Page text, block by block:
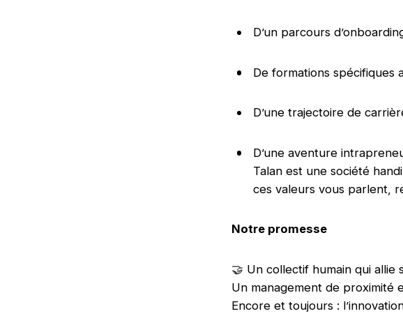
D’un parcours
De formations spécifiques
D’une trajectoire de
D’une aventure
Talan est une société
ces valeurs vous parlent,
Notre promesse
🤝 Un collectif humain qui allie
Un management de proximité
Encore et toujours :